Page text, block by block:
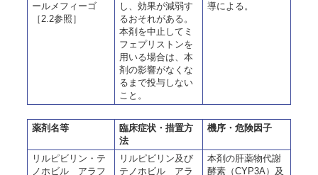
ールメフィーゴ
［2.2参照］
し、効果が減弱す
るおそれがある。
本剤を中止してミ
フェプリストンを
用いる場合は、本
剤の影響がなくな
るまで投与しない
こと。
導による。
薬剤名等
臨床症状・措置方
法
機序・危険因子
リルピビリン・テ
ノホビル アラフ
リルピビリン及び
テノホビル アラ
本剤の肝薬物代謝
酵素（CYP3A）及